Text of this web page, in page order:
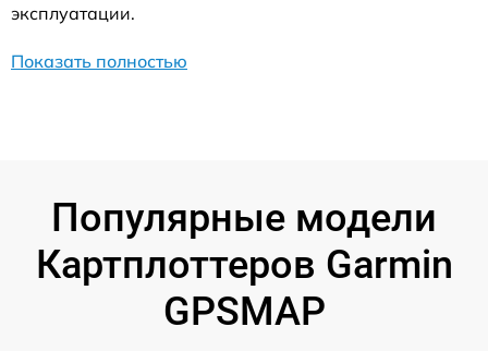
эксплуатации.
Показать полностью
Популярные модели
Картплоттеров Garmin
GPSMAP